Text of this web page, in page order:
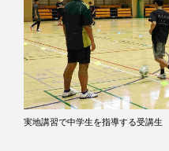
実地講習で中学生を指導する受講生